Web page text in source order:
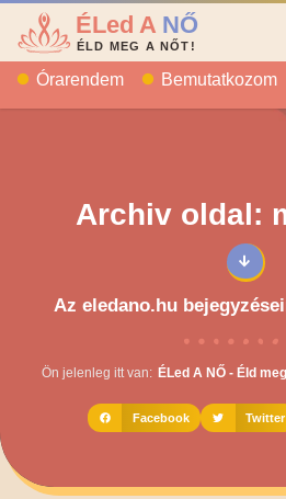
ÉLed A NŐ
ÉLD MEG A NŐT!
Órarendem Bemutatkozom
Archiv oldal:
Az eledano.hu
Ön jelenleg itt van: ÉLed A NŐ - Éld
Facebook Twitter